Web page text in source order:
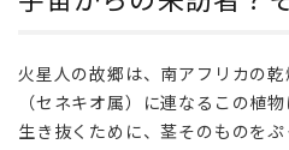
その
正体
と生
火星人の故郷は、南アフリカの
（セネキオ属）に連なるこの植
生き抜くために、茎そのものを